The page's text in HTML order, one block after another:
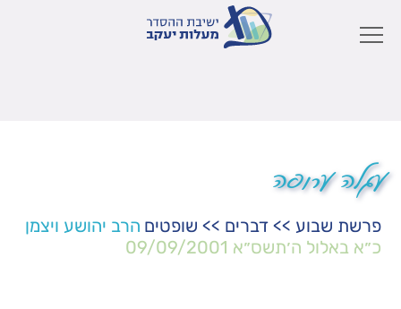
עגלה ערופה
פרשת שבוע >> דברים >> שופטים הרב יהושע ויצמן
כ״א באלול ה׳תשס״א 09/09/2001